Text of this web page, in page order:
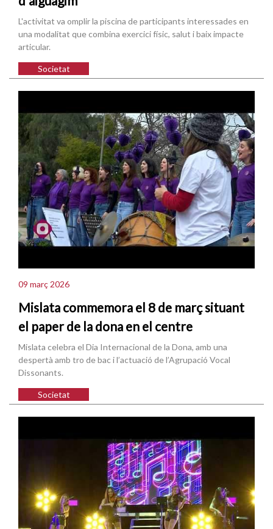
L'activitat va omplir la piscina de participants interessades en
una modalitat que combina exercici físic, salut i baix impacte
articular.
Societat
09 març 2026
Mislata commemora el 8 de març situant
el paper de la dona en el centre
Mislata celebra el Dia Internacional de la Dona, amb una
despertà amb tro de bac i l’actuació de l’Agrupació Vocal
Dissonants.
Societat